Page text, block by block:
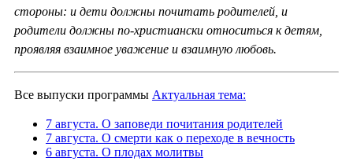
стороны: и дети должны почитать родителей, и
родители должны по-христиански относиться к детям,
проявляя взаимное уважение и взаимную любовь.
Все выпуски программы Актуальная тема:
7 августа. О заповеди почитания родителей
7 августа. О смерти как о переходе в вечность
6 августа. О плодах молитвы